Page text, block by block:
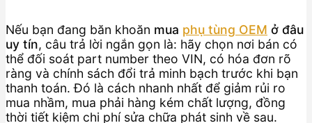
Nếu bạn đang băn khoăn mua phụ tùng OEM ở đâu
uy tín, câu trả lời ngắn gọn là: hãy chọn nơi bán có
thể đối soát part number theo VIN, có hóa đơn rõ
ràng và chính sách đổi trả minh bạch trước khi bạn
thanh toán. Đó là cách nhanh nhất để giảm rủi ro
mua nhầm, mua phải hàng kém chất lượng, đồng
thời tiết kiệm chi phí sửa chữa phát sinh về sau.